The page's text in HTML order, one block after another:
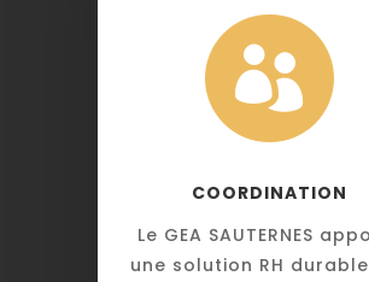

COORDINATION
Le GEA SAUTERNES
une solution RH